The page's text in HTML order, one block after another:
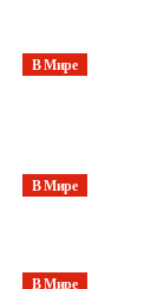
В Мире
В Мире
В Мире